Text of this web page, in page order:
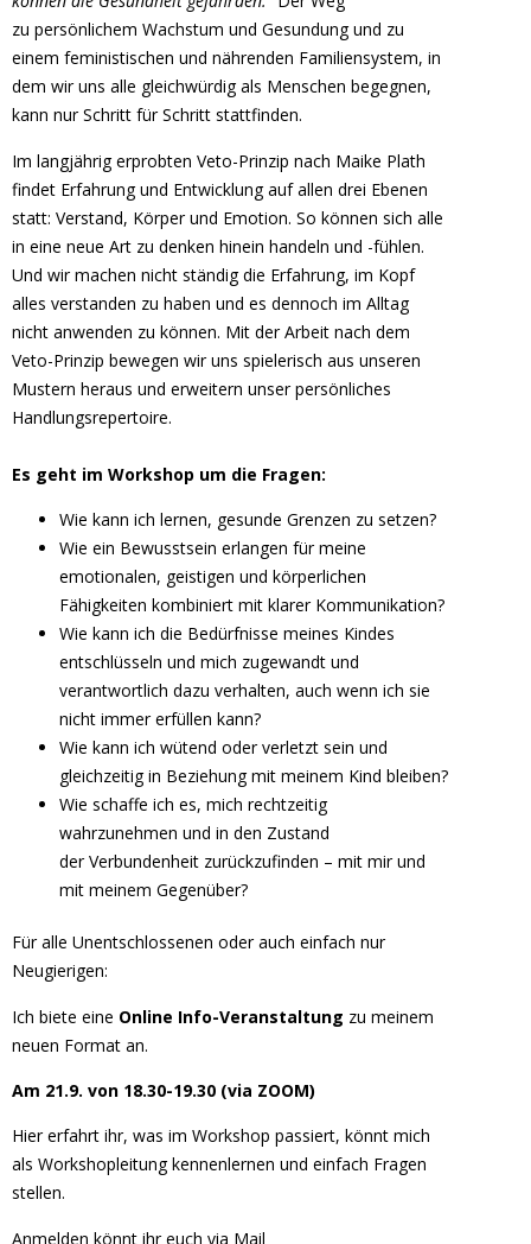
zu persönlichem Wachstum und Gesundung und zu
einem feministischen und nährenden Familiensystem, in
dem wir uns alle gleichwürdig als Menschen begegnen,
kann nur Schritt für Schritt stattfinden.
Im langjährig erprobten Veto-Prinzip nach Maike Plath
findet Erfahrung und Entwicklung auf allen drei Ebenen
statt: Verstand, Körper und Emotion. So können sich alle
in eine neue Art zu denken hinein handeln und -fühlen.
Und wir machen nicht ständig die Erfahrung, im Kopf
alles verstanden zu haben und es dennoch im Alltag
nicht anwenden zu können. Mit der Arbeit nach dem
Veto-Prinzip bewegen wir uns spielerisch aus unseren
Mustern heraus und erweitern unser persönliches
Handlungsrepertoire.
Es geht im Workshop um die Fragen:
Wie kann ich lernen, gesunde Grenzen zu setzen?
Wie ein Bewusstsein erlangen für meine
emotionalen, geistigen und körperlichen
Fähigkeiten kombiniert mit klarer Kommunikation?
Wie kann ich die Bedürfnisse meines Kindes
entschlüsseln und mich zugewandt und
verantwortlich dazu verhalten, auch wenn ich sie
nicht immer erfüllen kann?
Wie kann ich wütend oder verletzt sein und
gleichzeitig in Beziehung mit meinem Kind bleiben?
Wie schaffe ich es, mich rechtzeitig
wahrzunehmen und in den Zustand
der Verbundenheit zurückzufinden – mit mir und
mit meinem Gegenüber?
Für alle Unentschlossenen oder auch einfach nur
Neugierigen:
Ich biete eine Online Info-Veranstaltung zu meinem
neuen Format an.
Am 21.9. von 18.30-19.30 (via ZOOM)
Hier erfahrt ihr, was im Workshop passiert, könnt mich
als Workshopleitung kennenlernen und einfach Fragen
stellen.
Anmelden könnt ihr euch via Mail